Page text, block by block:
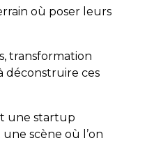
où poser leurs
transformation
déconstruire ces
une startup
scène où l’on